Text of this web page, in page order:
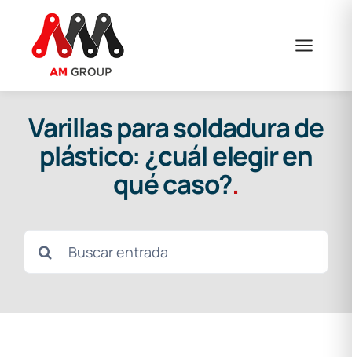
contenido
Varillas para soldadura de
plástico: ¿cuál elegir en
qué caso?.
Buscar: